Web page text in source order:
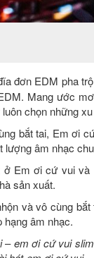
đơn EDM pha
Mang ước
chọn những
bắt tai, Em ơi
lượng âm nhạc
ở Em ơi cứ vui
sản xuất.
và vô cùng
hạng âm nhạc.
–em ơi cứ vui